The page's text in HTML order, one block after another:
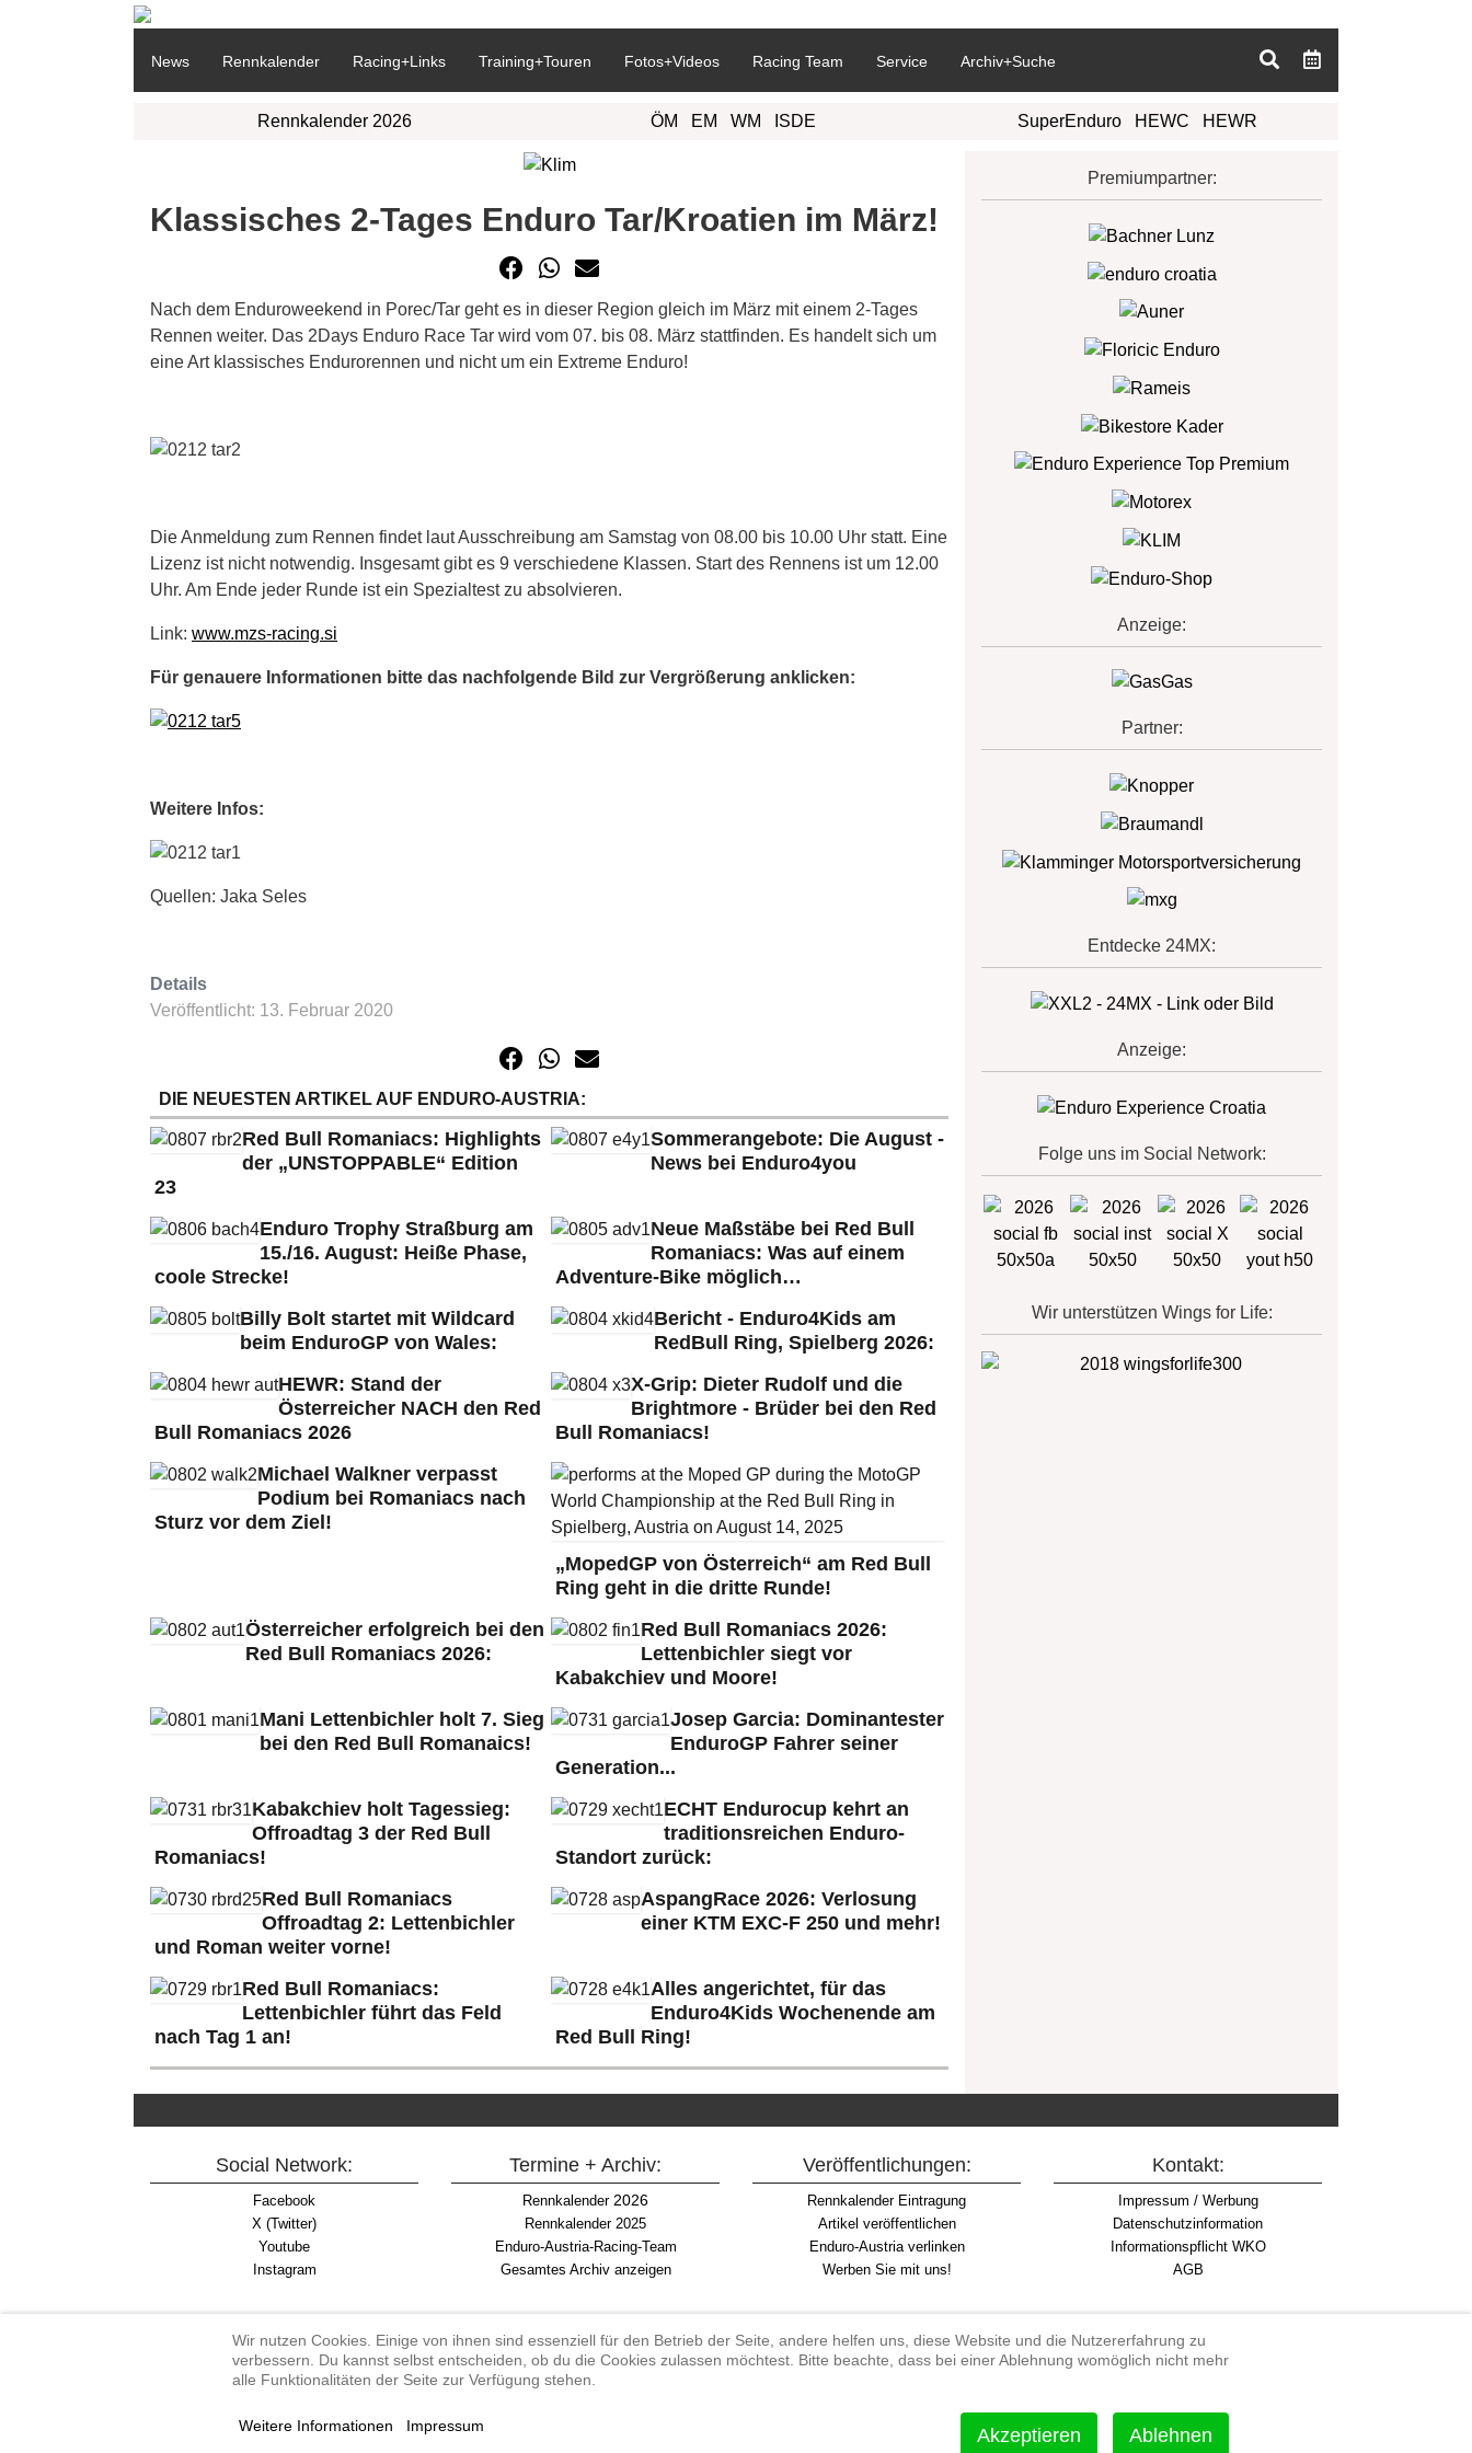
News Rennkalender Racing+Links Training+Touren Fotos+Videos Racing Team Service Archiv+Suche
Rennkalender 2026 ÖM EM WM ISDE SuperEnduro HEWC HEWR
Klassisches 2-Tages Enduro Tar/Kroatien im März!
Nach dem Enduroweekend in Porec/Tar geht es in dieser Region gleich im März mit einem 2-Tages
Rennen weiter. Das 2Days Enduro Race Tar wird vom 07. bis 08. März stattfinden. Es handelt sich um
eine Art klassisches Endurorennen und nicht um ein Extreme Enduro!
Die Anmeldung zum Rennen findet laut Ausschreibung am Samstag von 08.00 bis 10.00 Uhr statt. Eine
Lizenz ist nicht notwendig. Insgesamt gibt es 9 verschiedene Klassen. Start des Rennens ist um 12.00
Uhr. Am Ende jeder Runde ist ein Spezialtest zu absolvieren.
Link: www.mzs-racing.si
Für genauere Informationen bitte das nachfolgende Bild zur Vergrößerung anklicken:
Weitere Infos:
Quellen: Jaka Seles
Details
Veröffentlicht: 13. Februar 2020
DIE NEUESTEN ARTIKEL AUF ENDURO-AUSTRIA:
Red Bull Romaniacs: Highlights
der „UNSTOPPABLE“ Edition
23
Sommerangebote: Die August -
News bei Enduro4you
Enduro Trophy Straßburg am
15./16. August: Heiße Phase,
coole Strecke!
Neue Maßstäbe bei Red Bull
Romaniacs: Was auf einem
Adventure-Bike möglich…
Billy Bolt startet mit Wildcard
beim EnduroGP von Wales:
Bericht - Enduro4Kids am
RedBull Ring, Spielberg 2026:
HEWR: Stand der
Österreicher NACH den Red
Bull Romaniacs 2026
X-Grip: Dieter Rudolf und die
Brightmore - Brüder bei den Red
Bull Romaniacs!
Michael Walkner verpasst
Podium bei Romaniacs nach
Sturz vor dem Ziel!
„MopedGP von Österreich“ am Red Bull
Ring geht in die dritte Runde!
Österreicher erfolgreich bei den
Red Bull Romaniacs 2026:
Red Bull Romaniacs 2026:
Lettenbichler siegt vor
Kabakchiev und Moore!
Mani Lettenbichler holt 7. Sieg
bei den Red Bull Romanaics!
Josep Garcia: Dominantester
EnduroGP Fahrer seiner
Generation...
Kabakchiev holt Tagessieg:
Offroadtag 3 der Red Bull
Romaniacs!
ECHT Endurocup kehrt an
traditionsreichen Enduro-
Standort zurück:
Red Bull Romaniacs
Offroadtag 2: Lettenbichler
und Roman weiter vorne!
AspangRace 2026: Verlosung
einer KTM EXC-F 250 und mehr!
Red Bull Romaniacs:
Lettenbichler führt das Feld
nach Tag 1 an!
Alles angerichtet, für das
Enduro4Kids Wochenende am
Red Bull Ring!
Premiumpartner:
Anzeige:
Partner:
Entdecke 24MX:
Anzeige:
Folge uns im Social Network:
Wir unterstützen Wings for Life:
Social Network:
Facebook
X (Twitter)
Youtube
Instagram
Termine + Archiv:
Rennkalender2026
Rennkalender 2025
Enduro-Austria-Racing-Team
Gesamtes Archiv anzeigen
Veröffentlichungen:
Rennkalender Eintragung
Artikel veröffentlichen
Enduro-Austria verlinken
Werben Sie mit uns!
Kontakt:
Impressum / Werbung
Datenschutzinformation
Informationspflicht WKO
AGB
Begriff "Enduro" auf Wikipedia
#enduroaustria, #wirlebenenduro #enduroaustriaracingteam
Enduro-Austria, Enduro, Endurosport, Endurocross, Endurotraining, Endurotouren, Endurorennen, Hardenduro, Extreme Enduro
Wir nutzen Cookies. Einige von ihnen sind essenziell für den Betrieb der Seite, andere helfen uns, diese Website und die Nutzererfahrung zu
verbessern. Du kannst selbst entscheiden, ob du die Cookies zulassen möchtest. Bitte beachte, dass bei einer Ablehnung womöglich nicht mehr
alle Funktionalitäten der Seite zur Verfügung stehen.
Akzeptieren Ablehnen
Weitere Informationen Impressum